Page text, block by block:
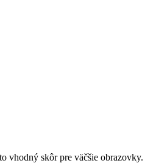
vhodný skôr pre väčšie obrazovky.